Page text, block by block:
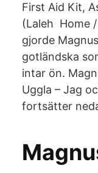
First Aid Kit,
(Laleh Home
gjorde
gotländska
intar ön.
Uggla – Jag
fortsätter